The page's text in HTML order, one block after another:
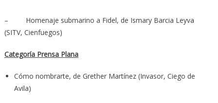
– Homenaje submarino a Fidel, de Ismary Barcia Leyva
(SITV, Cienfuegos)
Categoría Prensa Plana
Cómo nombrarte, de Grether Martínez (Invasor, Ciego de
Avila)